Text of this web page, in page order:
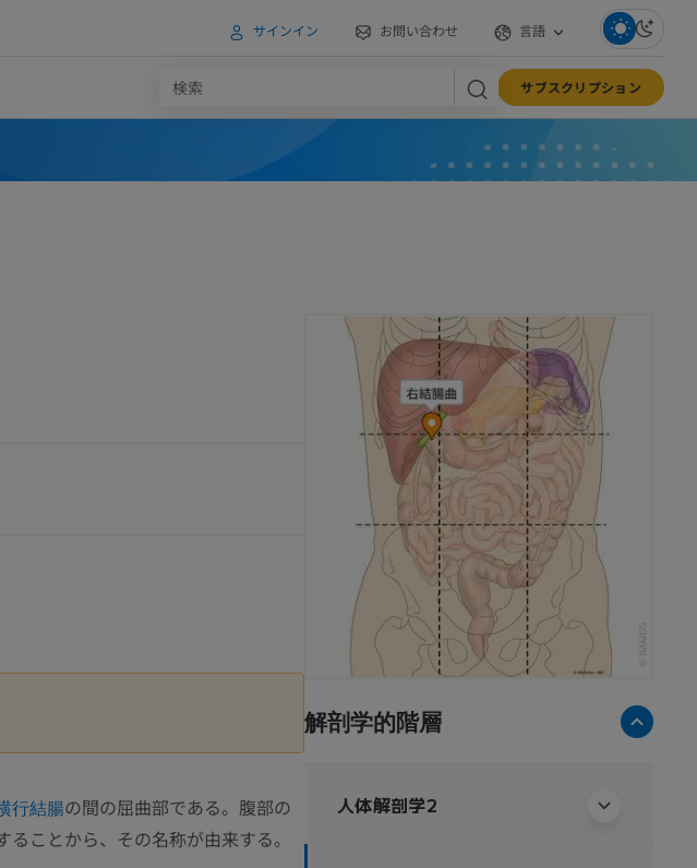
サインイン お問い合わせ 言語
サブスクリプション
行結腸の間の屈曲部である。腹部の
ることから、その名称が由来する。
解剖学的階層
人体解剖学2